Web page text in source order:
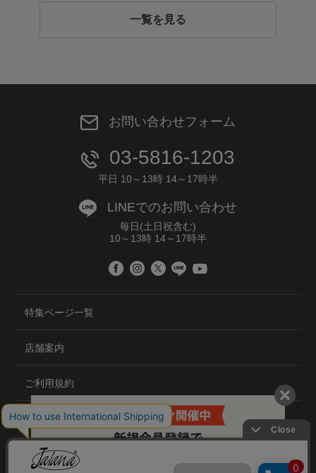
一覧を見る
お問い合わせフォーム
03-5816-1203
平日 10～13時 14～17時半
LINEでのお問い合わせ
毎日(土日祝含む)
10～13時 14～17時半
特集ページ一覧
店舗案内
ご利用規約
プライバシーポリシー
特定商取引法について